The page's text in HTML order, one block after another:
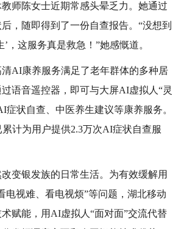
师陈女士近期常感头晕乏力。她通过
，随即得到了一份自查报告。“没想到
，这服务真是救急！”她感慨道。
清AI康养服务满足了老年群体的多种居
语音遥控器，即可与大屏AI虚拟人“灵
症状自查、中医养生建议等康养服务。
累计为用户提供2.3万次AI症状自查服
变银发族的日常生活。为有效缓解用
电视难、看电视烦”等问题，湖北移动
赋能，用 AI虚拟人“面对面”交流代替